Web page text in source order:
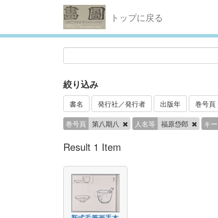
トップに戻る
絞り込み
書名 発行社／発行者 出版年 巻号頁
巻号頁 第八期八 人名等 福原岱郎 キ
Result 1 Item